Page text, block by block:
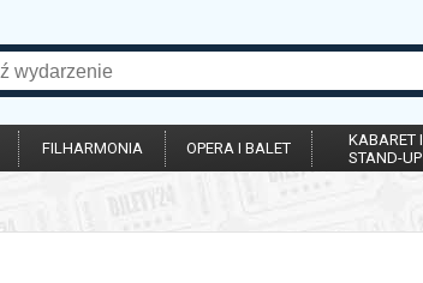
FILHARMONIA OPERA I BALET
KABARET I
STAND-UP